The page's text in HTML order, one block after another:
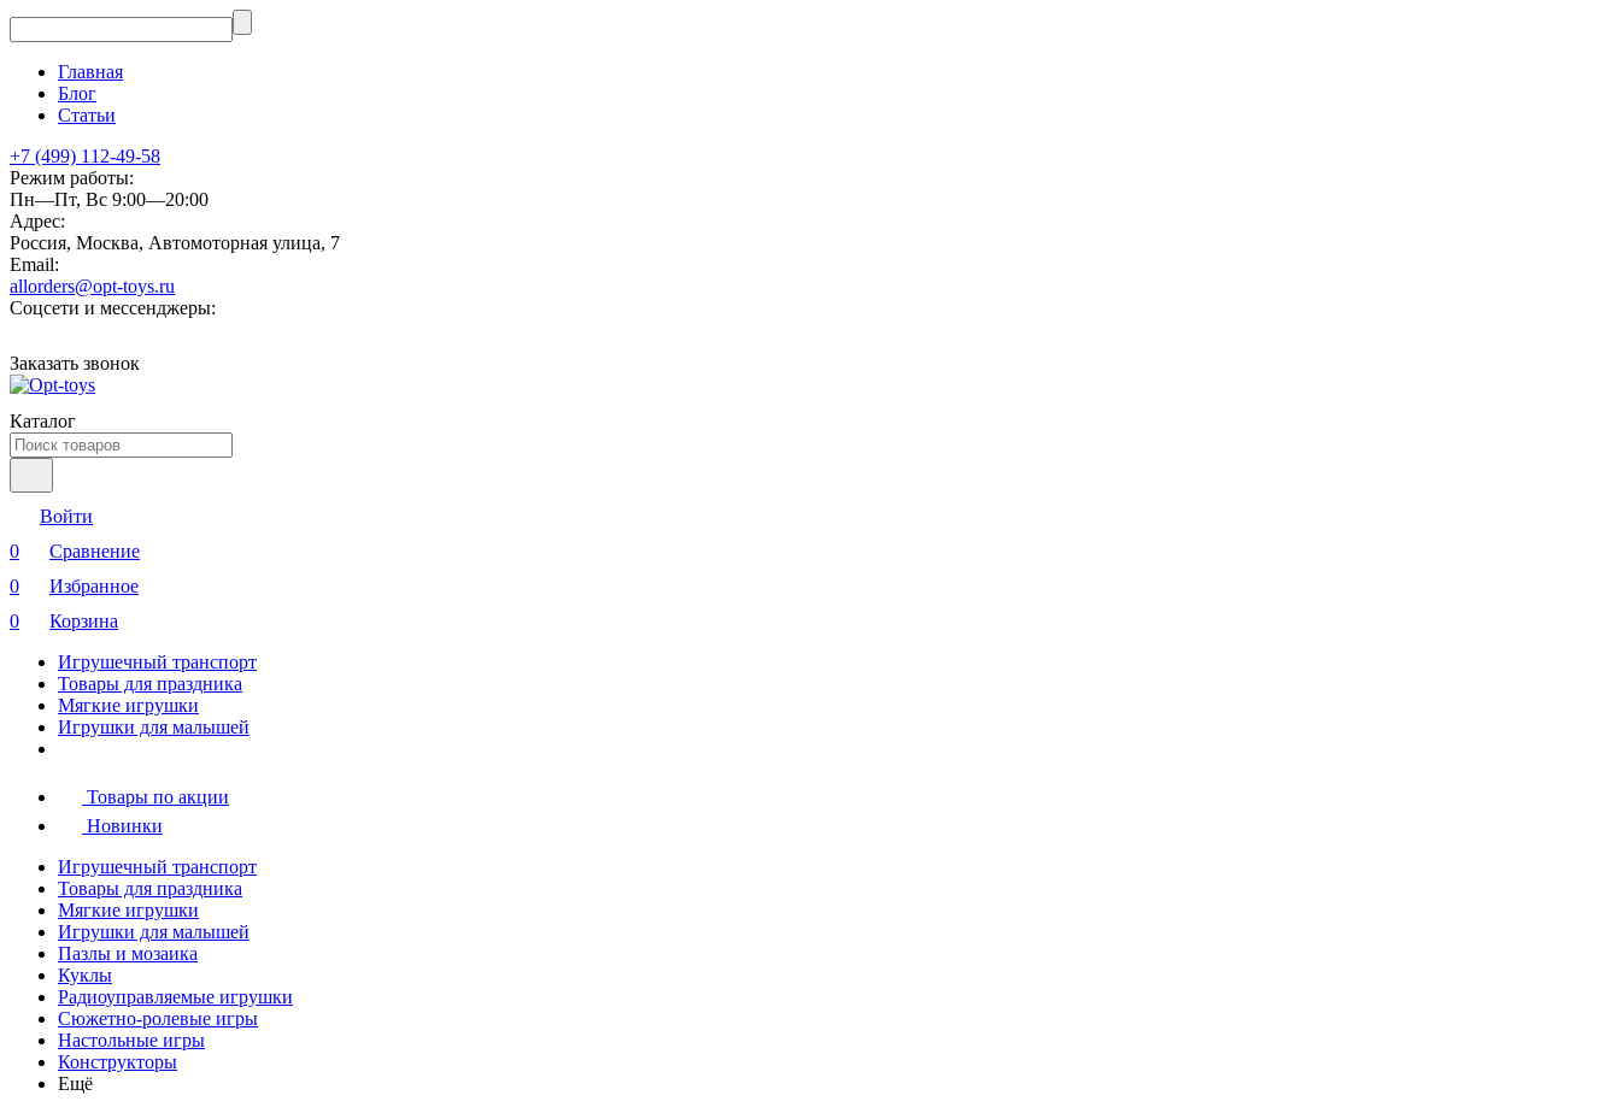
Главная
Блог
Статьи
+7 (499) 112-49-58
Режим работы:
Пн—Пт, Вс 9:00—20:00
Адрес:
Россия, Москва, Автомоторная улица, 7
Email:
allorders@opt-toys.ru
Соцсети и мессенджеры:
Заказать звонок
Каталог
Войти
0
Сравнение
0
Избранное
0
Корзина
Игрушечный транспорт
Товары для праздника
Мягкие игрушки
Игрушки для малышей
Товары по акции
Новинки
Игрушечный транспорт
Товары для праздника
Мягкие игрушки
Игрушки для малышей
Пазлы и мозаика
Куклы
Радиоуправляемые игрушки
Сюжетно-ролевые игры
Настольные игры
Конструкторы
Ещё